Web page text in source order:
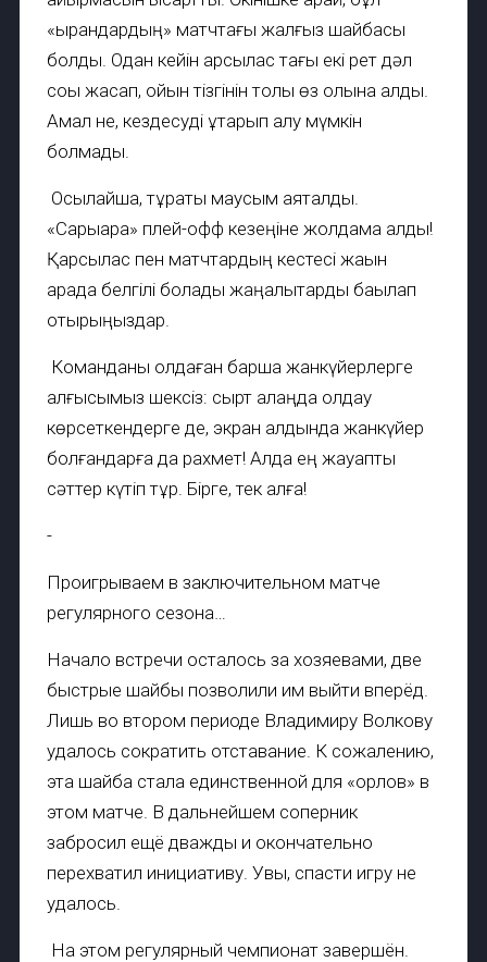
«қырандардың» матчтағы жалғыз шайбасы
болды. Одан кейін қарсылас тағы екі рет дәл
соққы жасап, ойын тізгінін толық өз қолына алды.
Амал не, кездесуді құтқарып қалу мүмкін
болмады.
Осылайша, тұрақты маусым аяқталды.
«Сарыарқа» плей-офф кезеңіне жолдама алды!
Қарсылас пен матчтардың кестесі жақын
арада белгілі болады жаңалықтарды бақылап
отырыңыздар.
Команданы қолдаған барша жанкүйерлерге
алғысымыз шексіз: сырт алаңда қолдау
көрсеткендерге де, экран алдында жанкүйер
болғандарға да рахмет! Алда ең жауапты
сәттер күтіп тұр. Бірге, тек алға!
-
Проигрываем в заключительном матче
регулярного сезона…
Начало встречи осталось за хозяевами, две
быстрые шайбы позволили им выйти вперёд.
Лишь во втором периоде Владимиру Волкову
удалось сократить отставание. К сожалению,
эта шайба стала единственной для «орлов» в
этом матче. В дальнейшем соперник
забросил ещё дважды и окончательно
перехватил инициативу. Увы, спасти игру не
удалось.
На этом регулярный чемпионат завершён.